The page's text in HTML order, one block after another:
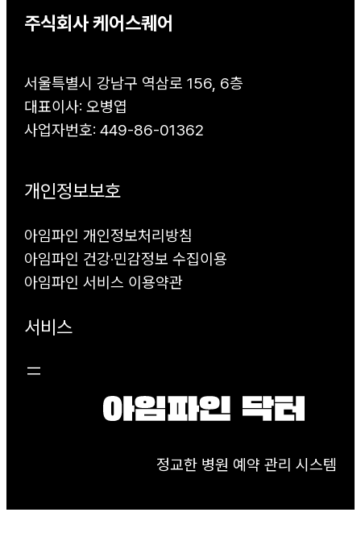
주식회사 케어스퀘어
서울특별시 강남구 역삼로 156, 6층
대표이사: 오병엽
사업자번호: 449-86-01362
개인정보보호
아임파인 개인정보처리방침
아임파인 건강·민감정보 수집이용
아임파인 서비스 이용약관
서비스
정교한 병원 예약 관리 시스템